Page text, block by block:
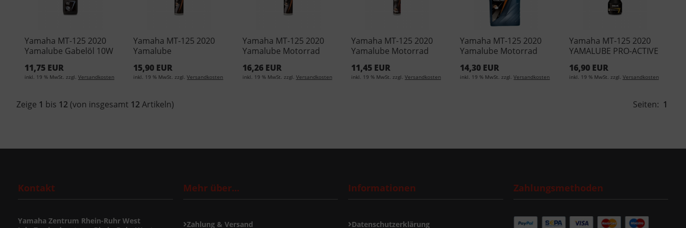
Yamaha MT-125 2020
Yamalube Gabelöl 10W
33 (EUR 15,90/L)
11,75 EUR
inkl. 19 % MwSt. zzgl. Versandkosten
Yamaha MT-125 2020
Yamalube
300ml YMD-65049-A0-
32 (EUR 36,50/L)
15,90 EUR
inkl. 19 % MwSt. zzgl.Versandkosten
Yamaha MT-125 2020
Yamalube Motorrad
YMD-65049-A0-11 (EUR
43,17/L)
16,26 EUR
inkl. 19 % MwSt. zzgl. Versandkosten
Yamaha MT-125 2020
Yamalube Motorrad
65049-A0-21 (EUR
119,34/L)
11,45 EUR
inkl. 19 % MwSt. zzgl. Versandkosten
Yamaha MT-125 2020
Yamalube Motorrad
YMD-65049-00-84 (EUR
11,50/L)
14,30 EUR
inkl. 19 % MwSt. zzgl.Versandkosten
Yamaha MT-125 2020
YAMALUBE PRO-ACTIVE
65049-00-21
16,90 EUR
inkl. 19 % MwSt. zzgl. Versandkosten
Zeige 1 bis 12 (von insgesamt 12Artikeln) Seiten: 1
Kontakt
Yamaha Zentrum Rhein-Ruhr West
Mehr über...
Zahlung & Versand
Informationen
Datenschutzerklärung
Zahlungsmethoden